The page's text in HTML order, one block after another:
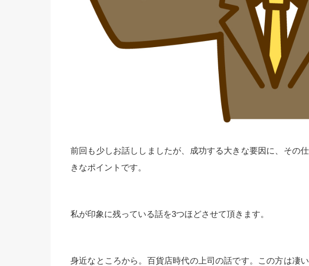
前回も少しお話ししましたが、成功する大きな要因に、その
きなポイントです。
私が印象に残っている話を3つほどさせて頂きます。
身近なところから。百貨店時代の上司の話です。この方は凄